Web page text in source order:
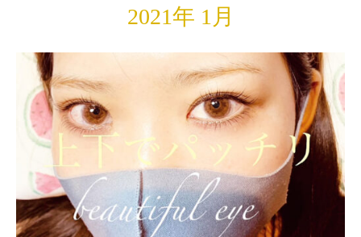
2021年 1月